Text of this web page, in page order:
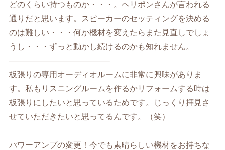
どのくらい持つものか・・・。ヘリポンさんが言われる
通りだと思います。スピーカーのセッティングを決める
のは難しい・・・何か機材を変えたらまた見直しでしょ
うし・・・ずっと動かし続けるのかも知れません。
————————————–
板張りの専用オーディオルームに非常に興味がありま
す。私もリスニングルームを作るかリフォームする時は
板張りにしたいと思っているためです。じっくり拝見さ
せていただきたいと思ってるんです。（笑）
パワーアンプの変更！今でも素晴らしい機材をお持ちな